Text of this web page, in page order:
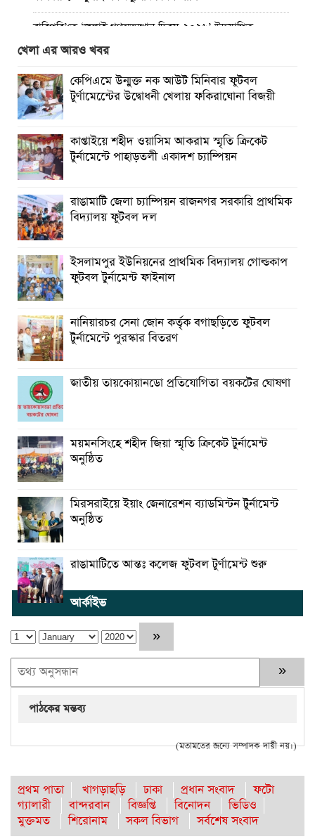
রাবিপ্রবি’তে ‘জুলাই গণঅভ্যুত্থান দিবস-২০২৬’ উদযাপিত
প্রত্যেক অপরাধীর বিচার এ দেশেই হবে, সে যত শক্তিশালীই হোক
না কেন”-চট্টগ্রামে জুলাই গণঅভ্যুত্থান দিবসে ব্যারিস্টার মীর হেলাল
গণঅভ্যুত্থানের অর্জন আজ রাজনৈতিক মাফিয়া ও দুর্বৃত্তায়নের
খপ্পরে : আবু হাসান টিপু
রাঙামাটিতে “ফিরে দেখা রক্তঝরা জুলাই-আগস্ট প্রত্যাশা আর প্রাপ্তি
শীর্ষক “কথকতা” অনুষ্ঠান অনুষ্ঠিত
ছুটির রাতে খোলা ভূমি অফিস, ভেতরে তহশিলদার
খেলা এর আরও খবর
কেপিএমে উন্মুক্ত নক আউট মিনিবার ফুটবল
টুর্ণামেন্টেের উদ্বোধনী খেলায় ফকিরাঘোনা বিজয়ী
কাপ্তাইয়ে শহীদ ওয়াসিম আকরাম স্মৃতি ক্রিকেট
টুর্নামেন্টে পাহাড়তলী একাদশ চ্যাম্পিয়ন
রাঙামাটি জেলা চ্যাম্পিয়ন রাজনগর সরকারি প্রাথমিক
বিদ্যালয় ফুটবল দল
ইসলামপুর ইউনিয়নের প্রাথমিক বিদ্যালয় গোল্ডকাপ
ফুটবল টুর্নামেন্ট ফাইনাল
নানিয়ারচর সেনা জোন কর্তৃক বগাছড়িতে ফুটবল
টুর্নামেন্টে পুরস্কার বিতরণ
জাতীয় তায়কোয়ানডো প্রতিযোগিতা বয়কটের ঘোষণা
ময়মনসিংহে শহীদ জিয়া স্মৃতি ক্রিকেট টুর্নামেন্ট
অনুষ্ঠিত
মিরসরাইয়ে ইয়াং জেনারেশন ব্যাডমিন্টন টুর্নামেন্ট
অনুষ্ঠিত
রাঙামাটিতে আন্তঃ কলেজ ফুটবল টুর্ণামেন্ট শুরু
আর্কাইভ
পাঠকের মন্তব্য
(মতামতের জন্যে সম্পাদক দায়ী নয়।)
প্রথম পাতা খাগড়াছড়ি ঢাকা প্রধান সংবাদ
ফটো
গ্যালারী
বান্দরবান বিজ্ঞপ্তি বিনোদন
ভিডিও
মুক্তমত
শিরোনাম সকল বিভাগ সর্বশেষ সংবাদ